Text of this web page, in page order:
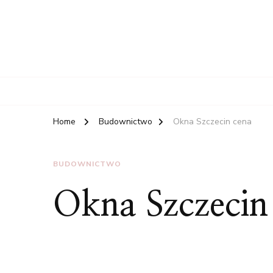
Home Budownictwo Okna Szczecin cena
BUDOWNICTWO
Okna